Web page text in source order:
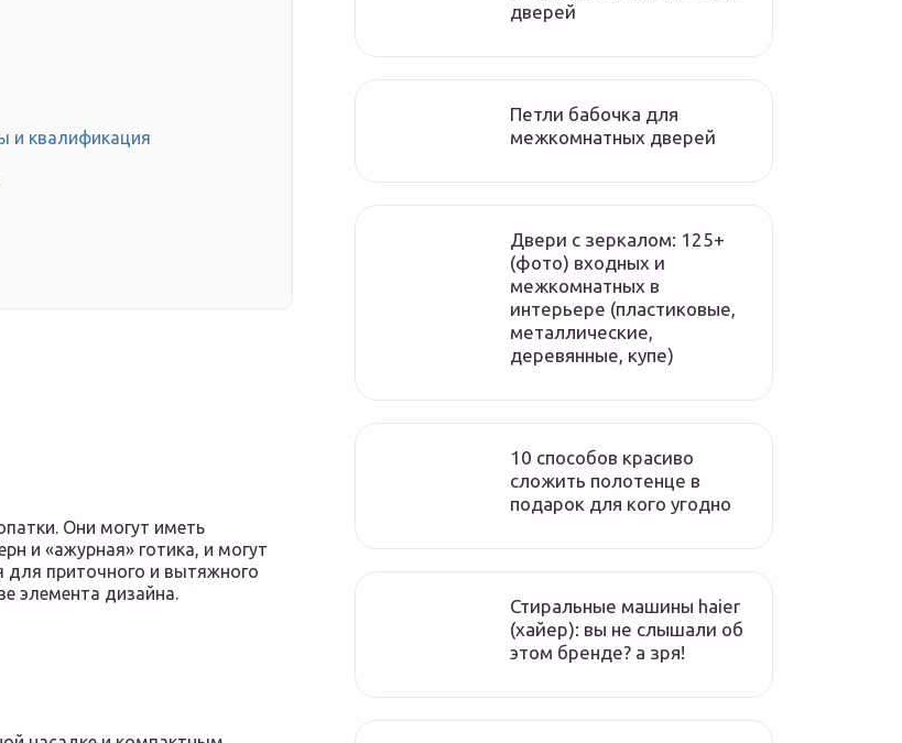
и квалификация
Они могут иметь
и «ажурная» готика, и могут
приточного и вытяжного
элемента дизайна.
дверей
Петли бабочка для
межкомнатных дверей
Двери с зеркалом: 125+
(фото) входных и
межкомнатных в
интерьере (пластиковые,
металлические,
деревянные, купе)
10 способов красиво
сложить полотенце в
подарок для кого угодно
Стиральные машины haier
(хайер): вы не слышали об
этом бренде? а зря!